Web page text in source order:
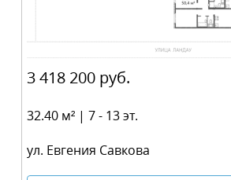
3 418 200 руб.
32.40 м² | 7 - 13 эт.
ул. Евгения Савкова